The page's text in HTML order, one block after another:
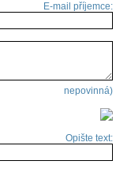
E-mail příjemce:
nepovinná)
Opište text: